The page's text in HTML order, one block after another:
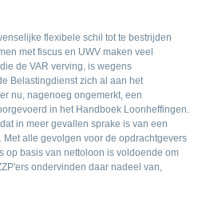
flexibele schil tot te bestrijden
met fiscus en UWV maken veel
de VAR verving, is wegens
Belastingdienst zich al aan het
nu, nagenoeg ongemerkt, een
in het Handboek Loonheffingen.
in meer gevallen sprake is van een
alle gevolgen voor de opdrachtgevers
op basis van nettoloon is voldoende om
ondervinden daar nadeel van,